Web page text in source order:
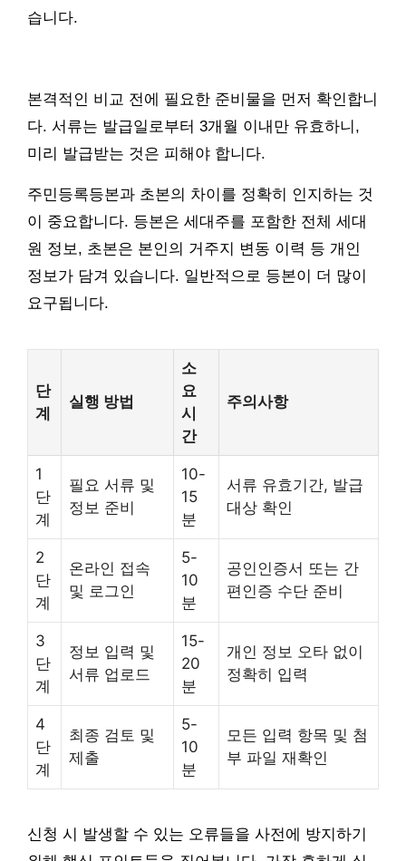
습니다.
본격적인 비교 전에 필요한 준비물을 먼저 확인합니
다. 서류는 발급일로부터 3개월 이내만 유효하니,
미리 발급받는 것은 피해야 합니다.
주민등록등본과 초본의 차이를 정확히 인지하는 것
이 중요합니다. 등본은 세대주를 포함한 전체 세대
원 정보, 초본은 본인의 거주지 변동 이력 등 개인
정보가 담겨 있습니다. 일반적으로 등본이 더 많이
요구됩니다.
단
계
실행 방법
소
요
시
간
주의사항
1
단
계
필요 서류 및
정보 준비
10-
15
분
서류 유효기간, 발급
대상 확인
2
단
계
온라인 접속
및 로그인
5-
10
분
공인인증서 또는 간
편인증 수단 준비
3
단
계
정보 입력 및
서류 업로드
15-
20
분
개인 정보 오타 없이
정확히 입력
4
단
계
최종 검토 및
제출
5-
10
분
모든 입력 항목 및 첨
부 파일 재확인
신청 시 발생할 수 있는 오류들을 사전에 방지하기